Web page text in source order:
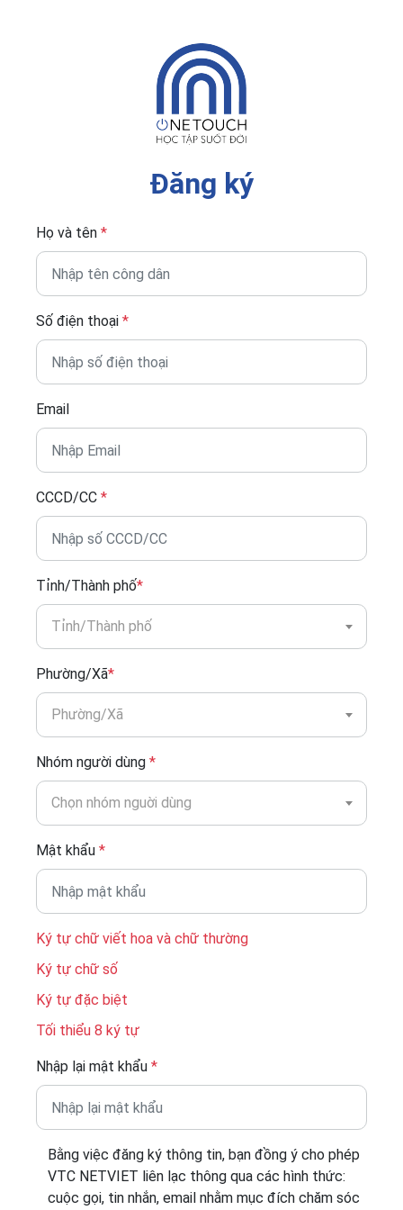
Đăng ký
Họ và tên *
Số điện thoại *
Email
CCCD/CC *
Tỉnh/Thành phố*
Tỉnh/Thành phố
Phường/Xã*
Phường/Xã
Nhóm người dùng *
Chọn nhóm nguời dùng
Mật khẩu *
Ký tự chữ viết hoa và chữ thường
Ký tự chữ số
Ký tự đặc biệt
Tối thiểu 8 ký tự
Nhập lại mật khẩu *
Bằng việc đăng ký thông tin, bạn đồng ý cho phép
VTC NETVIET liên lạc thông qua các hình thức:
cuộc gọi, tin nhắn, email nhằm mục đích chăm sóc